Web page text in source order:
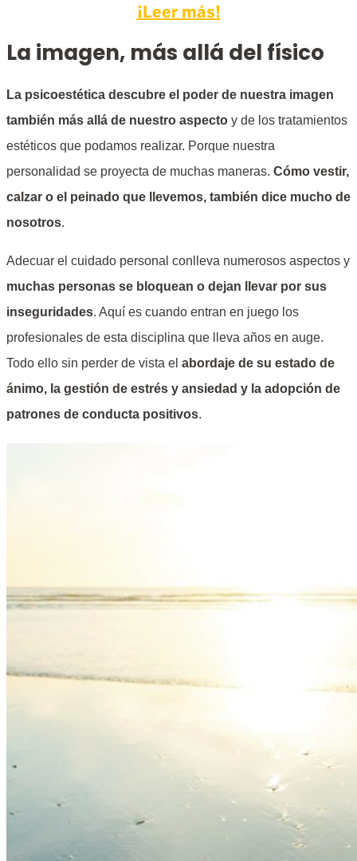
¡Leer más!
La imagen, más allá del físico
La psicoestética descubre el poder de nuestra imagen
también más allá de nuestro aspecto y de los tratamientos
estéticos que podamos realizar. Porque nuestra
personalidad se proyecta de muchas maneras. Cómo vestir,
calzar o el peinado que llevemos, también dice mucho de
nosotros.
Adecuar el cuidado personal conlleva numerosos aspectos y
muchas personas se bloquean o dejan llevar por sus
inseguridades. Aquí es cuando entran en juego los
profesionales de esta disciplina que lleva años en auge.
Todo ello sin perder de vista el abordaje de su estado de
ánimo, la gestión de estrés y ansiedad y la adopción de
patrones de conducta positivos.